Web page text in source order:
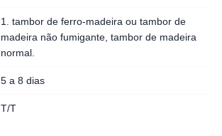
1. tambor de ferro-madeira ou tambor de
madeira não fumigante, tambor de madeira
normal.
5 a 8 dias
T/T